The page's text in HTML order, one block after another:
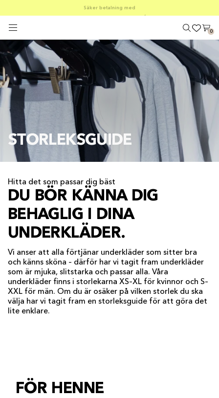
SOMMARREA – 30–50 % RABATT PÅ ALLT
FRI FRAKT PÅ KÖP ÖVER €100
Säker betalning med
0
STORLEKSGUIDE
Hitta det som passar dig bäst
DU BÖR KÄNNA DIG
BEHAGLIG I DINA
UNDERKLÄDER.
Vi anser att alla förtjänar underkläder som sitter bra
och känns sköna – därför har vi tagit fram underkläder
som är mjuka, slitstarka och passar alla. Våra
underkläder finns i storlekarna XS–XL för kvinnor och S–
XXL för män. Om du är osäker på vilken storlek du ska
välja har vi tagit fram en storleksguide för att göra det
lite enklare.
FÖR HENNE